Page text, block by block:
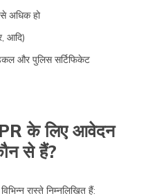
से अधिक हो
आदि)
और पुलिस सर्टिफिकेट
के लिए आवेदन
से हैं?
रास्ते निम्नलिखित हैं: